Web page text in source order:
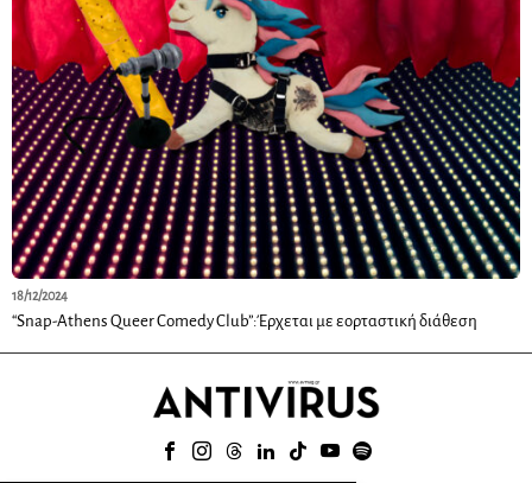
18/12/2024
“Snap-Athens Queer Comedy Club”:Έρχεται με εορταστική διάθεση